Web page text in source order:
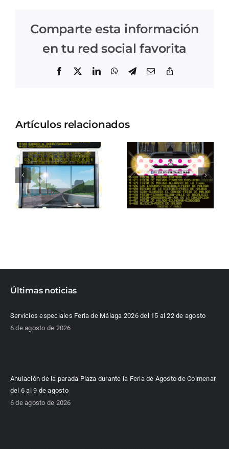
Comparte esta información
en tu red social favorita
Facebook LinkedInWhatsApp
Telegram
Correo
Artículos relacionados
Últimas noticias
Servicios especiales Feria de Málaga 2026 del 15 al 22 de agosto
6 de agosto de 2026
Anulación de la parada Plaza durante la Feria de Agosto de Colmenar
del 6 al 9 de agosto
6 de agosto de 2026